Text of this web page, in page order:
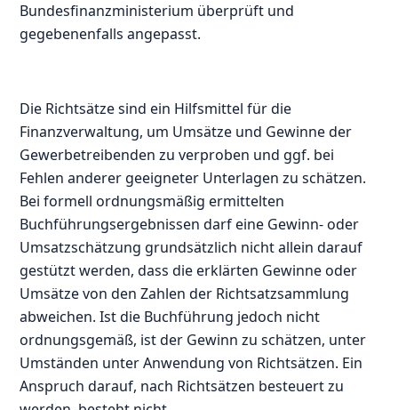
Bundesfinanzministerium überprüft und
gegebenenfalls angepasst.
Die Richtsätze sind ein Hilfsmittel für die
Finanzverwaltung, um Umsätze und Gewinne der
Gewerbetreibenden zu verproben und ggf. bei
Fehlen anderer geeigneter Unterlagen zu schätzen.
Bei formell ordnungsmäßig ermittelten
Buchführungsergebnissen darf eine Gewinn- oder
Umsatzschätzung grundsätzlich nicht allein darauf
gestützt werden, dass die erklärten Gewinne oder
Umsätze von den Zahlen der Richtsatzsammlung
abweichen. Ist die Buchführung jedoch nicht
ordnungsgemäß, ist der Gewinn zu schätzen, unter
Umständen unter Anwendung von Richtsätzen. Ein
Anspruch darauf, nach Richtsätzen besteuert zu